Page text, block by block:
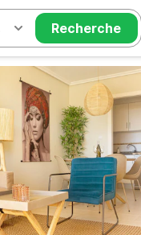
Recherche